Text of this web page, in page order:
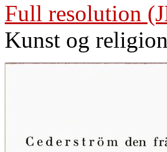
Full resolution
Kunst og